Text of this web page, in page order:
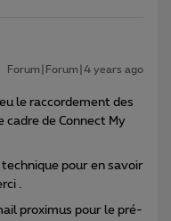
Forum|Forum|4 years ago
le raccordement des
de Connect My
pour en savoir
.
proximus pour le pré-